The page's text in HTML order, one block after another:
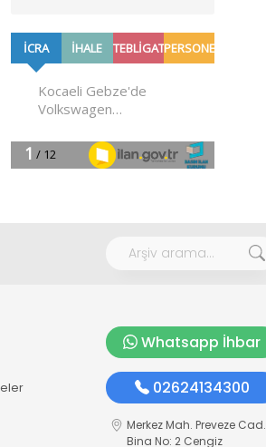
Whatsapp İhbar
02624134300
Merkez Mah. Preveze Cad.
Bina No: 2 Cengiz